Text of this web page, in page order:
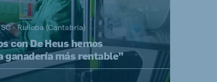
- Ruiloba (Cantabria)
con De Heus hemos
ganadería más rentable”